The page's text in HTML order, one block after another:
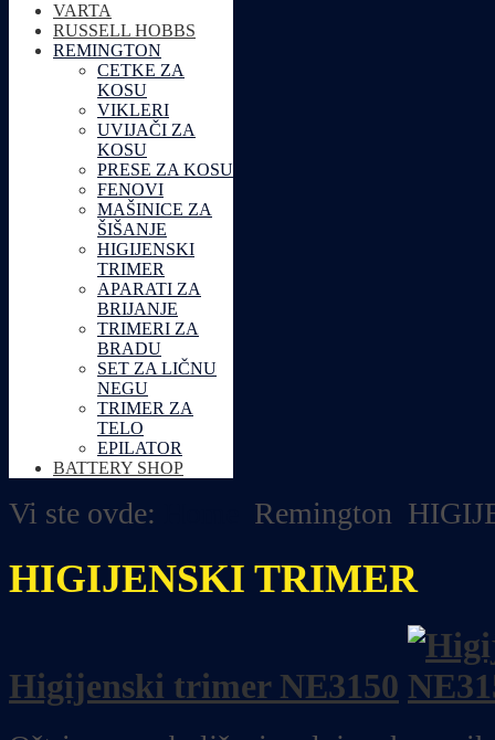
VARTA
RUSSELL HOBBS
REMINGTON
CETKE ZA
KOSU
VIKLERI
UVIJAČI ZA
KOSU
PRESE ZA KOSU
FENOVI
MAŠINICE ZA
ŠIŠANJE
HIGIJENSKI
TRIMER
APARATI ZA
BRIJANJE
TRIMERI ZA
BRADU
SET ZA LIČNU
NEGU
TRIMER ZA
TELO
EPILATOR
BATTERY SHOP
Vi ste ovde: Remington
HIGIJENSKI TRIMER
Higijenski trimer NE3150